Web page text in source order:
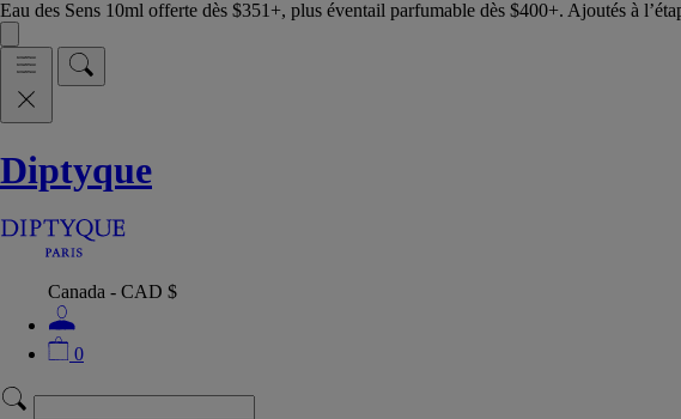
Eau des Sens 10ml offerte dès $351+, plus éventail parfumable dès $400+. Ajoutés à
Diptyque
Canada - CAD $
0